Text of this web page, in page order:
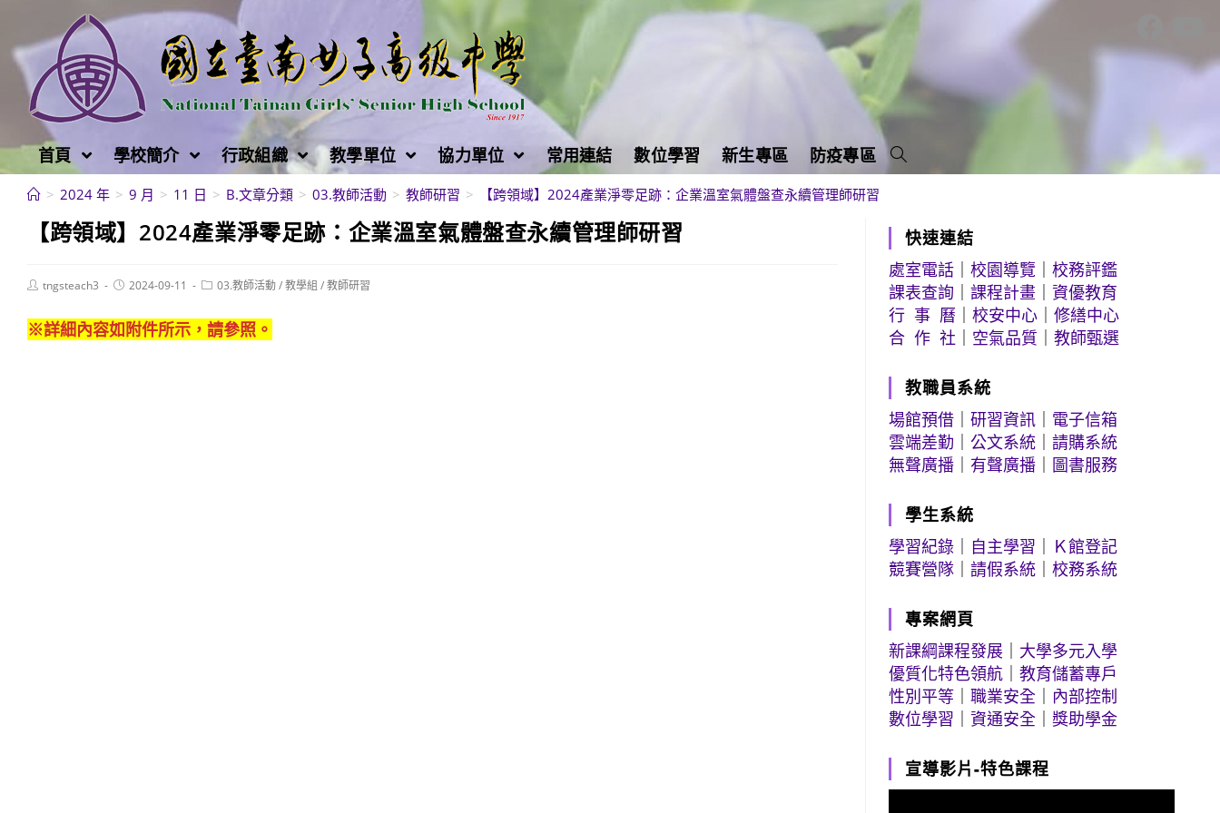
至
容
首頁 學校簡介 行政組織 教學單位 協力單位 常用連結 數位學習 新生專區 防疫專區
> 2024 年 > 9 月 > 11 日 > B.文章分類 > 03.教師活動 > 教師研習 > 【跨領域】2024產業淨零足跡：企業溫室氣體盤查永續管理師研習
【跨領域】2024產業淨零足跡：企業溫室氣體盤查永續管理師研習
Posttngsteach3
Post2024-09-11
Post03.教師活動/教學組 /教師研習
※詳細內容如附件所示，請參照。
快速連結
處室電話 ｜校園導覽 ｜校務評鑑
課表查詢 ｜課程計畫 ｜資優教育
行 事 曆 ｜校安中心 ｜修繕中心
合 作 社
空氣品質 ｜教師甄選
教職員系統
場館預借 ｜研習資訊
電子信箱
雲端差勤 ｜公文系統 ｜請購系統
無聲廣播
有聲廣播 圖書服務
學生系統
學習紀錄
自主學習
Ｋ館登記
競賽營隊 ｜請假系統 ｜校務系統
專案網頁
新課綱課程發展
大學多元入學
優質化特色領航 ｜教育儲蓄專戶
性別平等 ｜職業安全
內部控制
數位學習 ｜資通安全 ｜獎助學金
宣導影片-特色課程